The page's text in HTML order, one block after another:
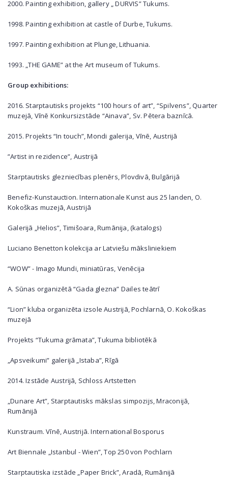
2000. Painting exhibition, gallery „ DURVIS” Tukums.
1998. Painting exhibition at castle of Durbe, Tukums.
1997. Painting exhibition at Plunge, Lithuania.
1993. „THE GAME” at the Art museum of Tukums.
Group exhibitions:
2016. Starptautisks projekts “100 hours of art”, “Spilvens”, Quarter
muzejā, Vīnē Konkursizstāde “Ainava”, Sv. Pētera baznīcā.
2015. Projekts “In touch”, Mondi galerija, Vīnē, Austrijā
”Artist in rezidence”, Austrijā
Starptautisks glezniecības plenērs, Plovdivā, Bulgārijā
Benefiz-Kunstauction. Internationale Kunst aus 25 landen, O.
Kokoškas muzejā, Austrijā
Galerijā „Helios”, Timišoara, Rumānija, (katalogs)
Luciano Benetton kolekcija ar Latviešu māksliniekiem
“WOW” - Imago Mundi, miniatūras, Venēcija
A. Sūnas organizētā “Gada glezna” Dailes teātrī
“Lion” kluba organizēta izsole Austrijā, Pochlarnā, O. Kokoškas
muzejā
Projekts “Tukuma grāmata”, Tukuma bibliotēkā
„Apsveikumi” galerijā „Istaba”, Rīgā
2014. Izstāde Austrijā, Schloss Artstetten
„Dunare Art”, Starptautisks mākslas simpozijs, Mraconijā,
Rumānijā
Kunstraum. Vīnē, Austrijā. International Bosporus
Art Biennale „Istanbul - Wien”, Top 250 von Pochlarn
Starptautiska izstāde „Paper Brick”, Aradā, Rumānijā